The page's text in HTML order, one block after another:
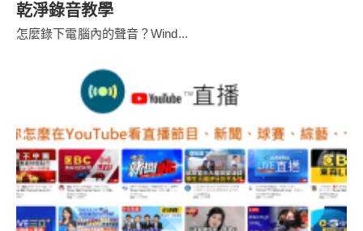
乾淨錄音教學
怎麼錄下電腦內的聲音？Wind...